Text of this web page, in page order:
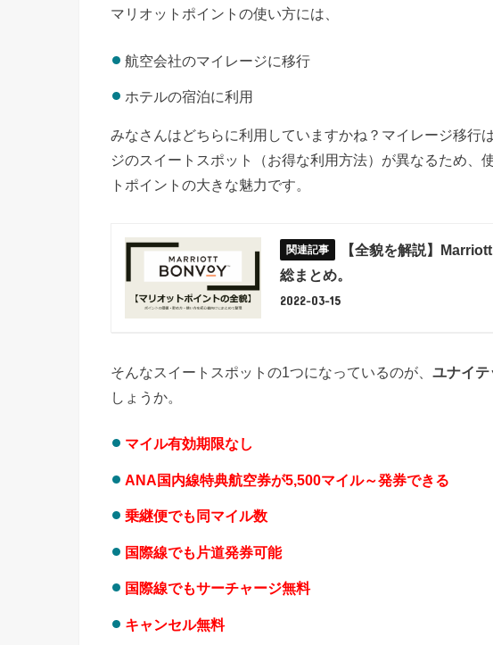
マリオットポイントの使い方には、
航空会社のマイレージに移行
ホテルの宿泊に利用
みなさんはどちらに利用していますかね？マイレージ移行
ジのスイートスポット（お得な利用方法）が異なるため、
トポイントの大きな魅力です。
【全貌を解説】
総まとめ。
2022-03-15
そんなスイートスポットの1つになっているのが、 ユナイテ
しょうか。
マイル有効期限なし
ANA国内線特典航空券が5,500マイル～発券できる
乗継便でも同マイル数
国際線でも片道発券可能
国際線でもサーチャージ無料
キャンセル無料